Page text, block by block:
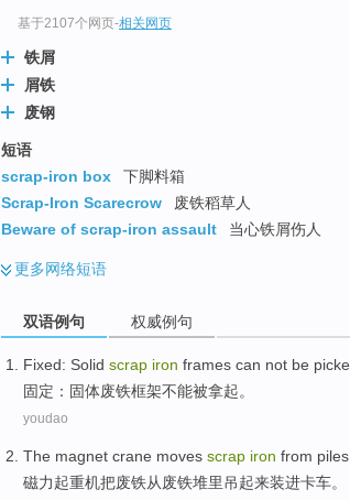
基于2107个网页-相关网页
铁屑
屑铁
废钢
短语
scrap-iron box
下脚料箱
Scrap-Iron Scarecrow
废铁稻草人
Beware of scrap-iron assault
当心铁屑伤人
更多网络短语
双语例句 权威例句
Fixed: Solid scrap iron frames can not be
固定 ： 固体废铁框架不能被拿起。
youdao
The magnet crane moves scrap iron from piles
磁力起重机把废铁从 废铁堆里吊起来装进卡车。